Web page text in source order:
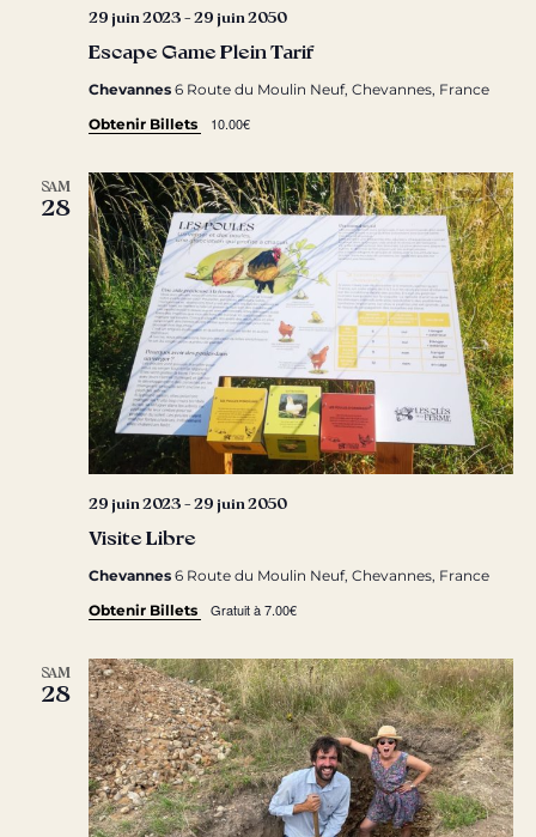
Escape Game Plein Tarif
29 juin 2023 - 29 juin 2050
Chevannes 6 Route du Moulin Neuf, Chevannes, France
Obtenir Billets
10.00€
SAM
28
Visite Libre
29 juin 2023 - 29 juin 2050
Chevannes 6 Route du Moulin Neuf, Chevannes, France
Obtenir Billets
Gratuit à 7.00€
SAM
28